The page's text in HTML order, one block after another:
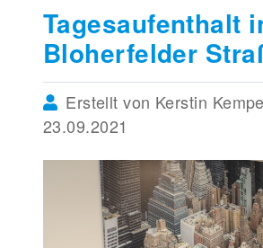
Tagesaufenthalt
Bloherfelder
Erstellt von Kerstin
23.09.2021